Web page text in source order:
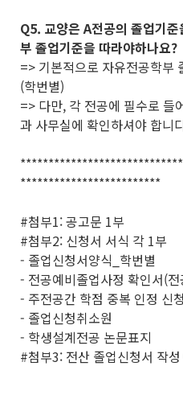
Q5. 교양은 A전공의 졸업기
부 졸업기준을 따라야하나요?
=> 기본적으로 자유전공학부
(학번별)
=> 다만, 각 전공에 필수로 들
과 사무실에 확인하셔야 합니
*************************
#첨부1: 공고문 1부
#첨부2: 신청서 서식 각 1부
- 졸업신청서양식_학번별
- 전공예비졸업사정 확인서(
- 주전공간 학점 중복 인정 신
- 졸업신청취소원
- 학생설계전공 논문표지
#첨부3: 전산 졸업신청서 작성